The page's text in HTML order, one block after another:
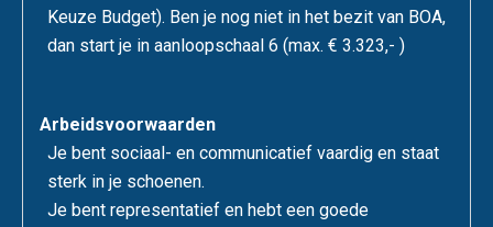
Keuze Budget). Ben je nog niet in het bezit van BOA,
dan start je in aanloopschaal 6 (max. € 3.323,- )
Arbeidsvoorwaarden
Je bent sociaal- en communicatief vaardig en staat
sterk in je schoenen.
Je bent representatief en hebt een goede